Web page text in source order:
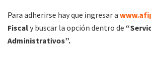
Para adherirse hay que ingresar a
Fiscaly buscar la opción dentro de
Administrativos”.